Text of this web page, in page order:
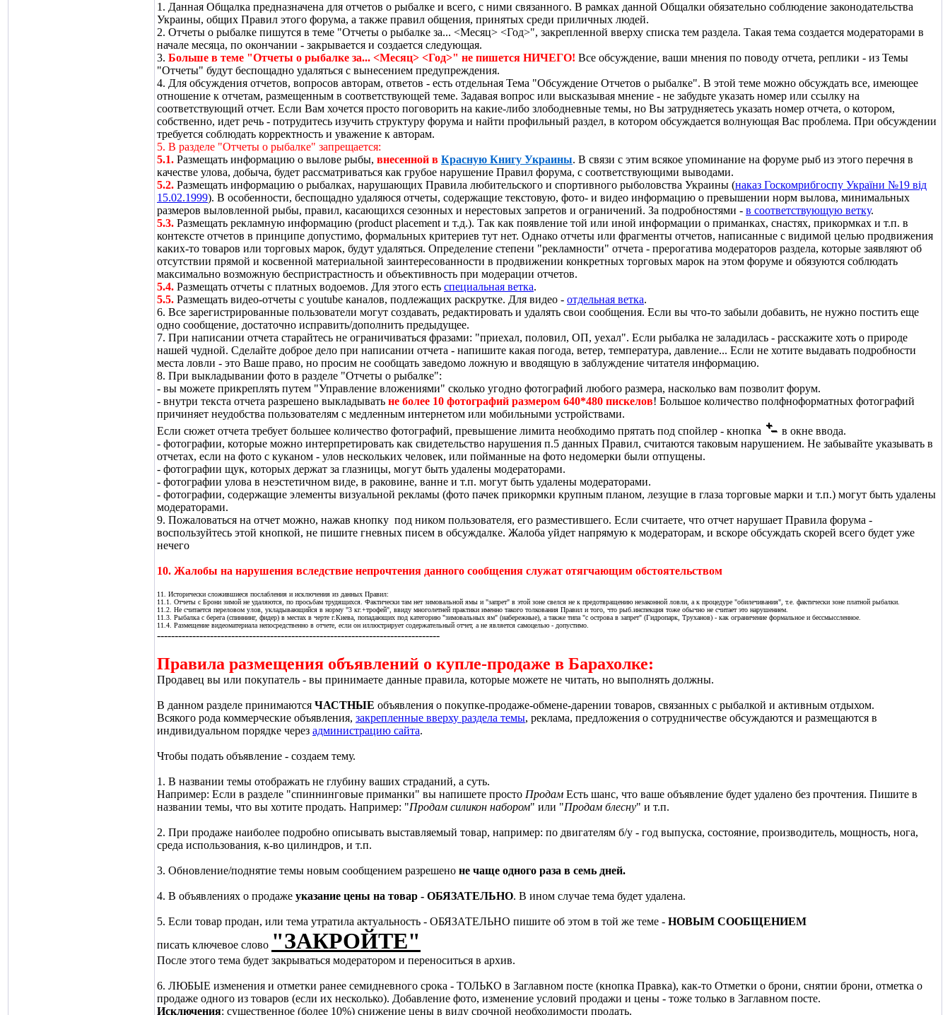
1. Данная Общалка предназначена для отчетов о рыбалке и всего, с ними связанного. В рамках данной Общалки обязательно соблюдение законодательства
Украины, общих Правил этого форума, а также правил общения, принятых среди приличных людей.
2. Отчеты о рыбалке пишутся в теме "Отчеты о рыбалке за... <Месяц> <Год>", закрепленной вверху списка тем раздела. Такая тема создается модераторами в
начале месяца, по окончании - закрывается и создается следующая.
3. Больше в теме "Отчеты о рыбалке за... <Месяц> <Год>" не пишется НИЧЕГО! Все обсуждение, ваши мнения по поводу отчета, реплики - из Темы
"Отчеты" будут беспощадно удаляться с вынесением предупреждения.
4. Для обсуждения отчетов, вопросов авторам, ответов - есть отдельная Тема "Обсуждение Отчетов о рыбалке". В этой теме можно обсуждать все, имеющее
отношение к отчетам, размещенным в соответствующей теме. Задавая вопрос или высказывая мнение - не забудьте указать номер или ссылку на
соответствующий отчет. Если Вам хочется просто поговорить на какие-либо злободневные темы, но Вы затрудняетесь указать номер отчета, о котором,
собственно, идет речь - потрудитесь изучить структуру форума и найти профильный раздел, в котором обсуждается волнующая Вас проблема. При обсуждении
требуется соблюдать корректность и уважение к авторам.
5. В разделе "Отчеты о рыбалке" запрещается:
5.1. Размещать информацию о вылове рыбы, внесенной в Красную Книгу Украины. В связи с этим всякое упоминание на форуме рыб из этого перечня в
качестве улова, добыча, будет рассматриваться как грубое нарушение Правил форума, с соответствующими выводами.
5.2. Размещать информацию о рыбалках, нарушающих Правила любительского и спортивного рыболовства Украины (наказ Госкомрибгоспу України №19 від
15.02.1999). В особенности, беспощадно удаляюся отчеты, содержащие текстовую, фото- и видео информацию о превышении норм вылова, минимальных
размеров выловленной рыбы, правил, касающихся сезонных и нерестовых запретов и ограничений. За подробностями - в соответствующую ветку.
5.3. Размещать рекламную информацию (product placement и т.д.). Так как появление той или иной информации о приманках, снастях, прикормках и т.п. в
контексте отчетов в принципе допустимо, формальных критериев тут нет. Однако отчеты или фрагменты отчетов, написанные с видимой целью продвижения
каких-то товаров или торговых марок, будут удаляться. Определение степени "рекламности" отчета - прерогатива модераторов раздела, которые заявляют об
отсутствии прямой и косвенной материальной заинтересованности в продвижении конкретных торговых марок на этом форуме и обязуются соблюдать
максимально возможную беспристрастность и объективность при модерации отчетов.
5.4. Размещать отчеты с платных водоемов. Для этого есть специальная ветка.
5.5. Размещать видео-отчеты с youtube каналов, подлежащих раскрутке. Для видео - отдельная ветка.
6. Все зарегистрированные пользователи могут создавать, редактировать и удалять свои сообщения. Если вы что-то забыли добавить, не нужно постить еще
одно сообщение, достаточно исправить/дополнить предыдущее.
7. При написании отчета старайтесь не ограничиваться фразами: "приехал, половил, ОП, уехал". Если рыбалка не заладилась - расскажите хоть о природе
нашей чудной. Сделайте доброе дело при написании отчета - напишите какая погода, ветер, температура, давление... Если не хотите выдавать подробности
места ловли - это Ваше право, но просим не сообщать заведомо ложную и вводящую в заблуждение читателя информацию.
8. При выкладывании фото в разделе "Отчеты о рыбалке":
- вы можете прикреплять путем "Управление вложениями" сколько угодно фотографий любого размера, насколько вам позволит форум.
- внутри текста отчета разрешено выкладывать не более 10 фотографий размером 640*480 пискелов! Большое количество полфноформатных фотографий
причиняет неудобства пользователям с медленным интернетом или мобильными устройствами.
Если сюжет отчета требует большее количество фотографий, превышение лимита необходимо прятать под спойлер - кнопка
в окне ввода.
- фотографии, которые можно интерпретировать как свидетельство нарушения п.5 данных Правил, считаются таковым нарушением. Не забывайте указывать в
отчетах, если на фото с куканом - улов нескольких человек, или пойманные на фото недомерки были отпущены.
- фотографии щук, которых держат за глазницы, могут быть удалены модераторами.
- фотографии улова в неэстетичном виде, в раковине, ванне и т.п. могут быть удалены модераторами.
- фотографии, содержащие элементы визуальной рекламы (фото пачек прикормки крупным планом, лезущие в глаза торговые марки и т.п.) могут быть удалены
модераторами.
9. Пожаловаться на отчет можно, нажав кнопку под ником пользователя, его разместившего. Если считаете, что отчет нарушает Правила форума -
воспользуйтесь этой кнопкой, не пишите гневных писем в обсуждалке. Жалоба уйдет напрямую к модераторам, и вскоре обсуждать скорей всего будет уже
нечего
10. Жалобы на нарушения вследствие непрочтения данного сообщения служат отягчающим обстоятельством
11. Исторически сложившиеся послабления и исключения из данных Правил:
11.1. Отчеты с Брони зимой не удаляются, по просьбам трудящихся. Фактически там нет зимовальной ямы и "запрет" в этой зоне свелся не к предотвращению незаконной ловли, а к процедуре "обилечивания", т.е. фактически зоне платной рыбалки.
11.2. Не считается переловом улов, укладывающийся в норму "3 кг.+трофей", ввиду многолетней практики именно такого толкования Правил и того, что рыб.инспекция тоже обычно не считает это нарушением.
11.3. Рыбалка с берега (спиннинг, фидер) в местах в черте г.Киева, попадающих под категорию "зимовальных ям" (набережные), а также типа "с острова в запрет" (Гидропарк, Труханов) - как ограничение формальное и бессмыссленное.
11.4. Размещение видеоматериала непосредственно в отчете, если он иллюстрирует содержательный отчет, а не является самоцелью - допустимо.
--------------------------------------------------------------------------------
Правила размещения объявлений о купле-продаже в Барахолке:
Продавец вы или покупатель - вы принимаете данные правила, которые можете не читать, но выполнять должны.
В данном разделе принимаются ЧАСТНЫЕ объявления о покупке-продаже-обмене-дарении товаров, связанных с рыбалкой и активным отдыхом.
Всякого рода коммерческие объявления, закрепленные вверху раздела темы, реклама, предложения о сотрудничестве обсуждаются и размещаются в
индивидуальном порядке через администрацию сайта.
Чтобы подать объявление - создаем тему.
1. В названии темы отображать не глубину ваших страданий, а суть.
Например: Если в разделе "спиннинговые приманки" вы напишете просто Продам Есть шанс, что ваше объявление будет удалено без прочтения. Пишите в
названии темы, что вы хотите продать. Например: "Продам силикон набором" или "Продам блесну" и т.п.
2. При продаже наиболее подробно описывать выставляемый товар, например: по двигателям б/у - год выпуска, состояние, производитель, мощность, нога,
среда использования, к-во цилиндров, и т.п.
3. Обновление/поднятие темы новым сообщением разрешено не чаще одного раза в семь дней.
4. В объявлениях о продаже указание цены на товар - ОБЯЗАТЕЛЬНО. В ином случае тема будет удалена.
5. Если товар продан, или тема утратила актуальность - ОБЯЗАТЕЛЬНО пишите об этом в той же теме - НОВЫМ СООБЩЕНИЕМ
писать ключевое слово "ЗАКРОЙТЕ"
После этого тема будет закрываться модератором и переноситься в архив.
6. ЛЮБЫЕ изменения и отметки ранее семидневного срока - ТОЛЬКО в Заглавном посте (кнопка Правка), как-то Отметки о брони, снятии брони, отметка о
продаже одного из товаров (если их несколько). Добавление фото, изменение условий продажи и цены - тоже только в Заглавном посте.
Исключения: существенное (более 10%) снижение цены в виду срочной необходимости продать.